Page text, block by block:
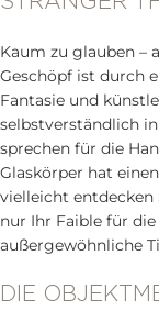
Kaum zu glauben –
Geschöpf ist durch
Fantasie und
selbstverständlich
sprechen für die
Glaskörper hat
vielleicht entdecken
nur Ihr Faible für
außergewöhnliche
DIE